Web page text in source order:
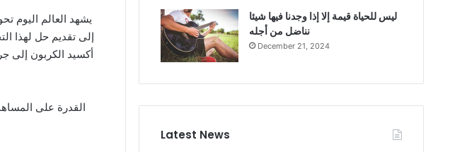
يشهد العالم اليوم
أكسيد الكربون إلى
ليس للحياة قيمة إلا إذا وجدنا فيها شيئا
نناضل من أجله
December 21, 2024
Latest News